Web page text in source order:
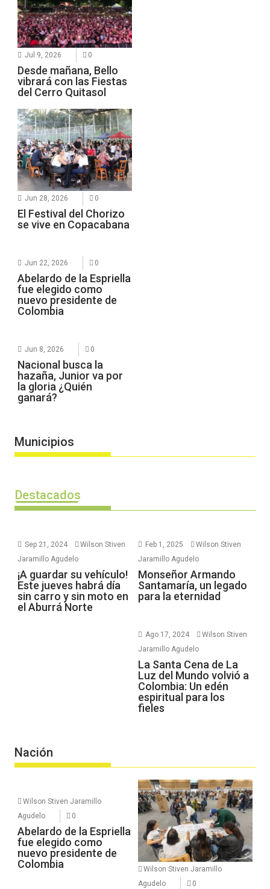
Jul 9, 2026 0
Desde mañana, Bello
vibrará con las Fiestas
del Cerro Quitasol
Jun 28, 2026 0
El Festival del Chorizo
se vive en Copacabana
Jun 22, 2026 0
Abelardo de la Espriella
fue elegido como
nuevo presidente de
Colombia
Jun 8, 2026 0
Nacional busca la
hazaña, Junior va por
la gloria ¿Quién
ganará?
Municipios
Destacados
Sep 21, 2024
Wilson Stiven
Jaramillo Agudelo
¡A guardar su vehículo!
Este jueves habrá día
sin carro y sin moto en
el Aburrá Norte
Feb 1, 2025
Wilson Stiven
Jaramillo Agudelo
Monseñor Armando
Santamaría, un legado
para la eternidad
Ago 17, 2024
Wilson Stiven
Jaramillo Agudelo
La Santa Cena de La
Luz del Mundo volvió a
Colombia: Un edén
espiritual para los
fieles
Nación
Wilson Stiven Jaramillo
Agudelo
0
Abelardo de la Espriella
fue elegido como
nuevo presidente de
Colombia
Wilson Stiven Jaramillo
Agudelo
0